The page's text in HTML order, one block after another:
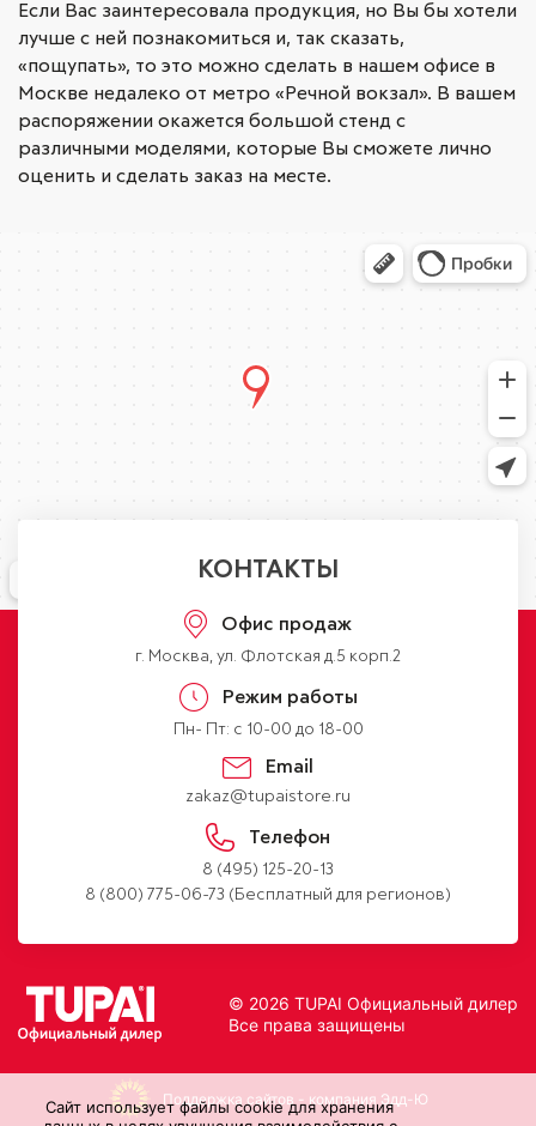
Если Вас заинтересовала продукция, но Вы бы хотели
лучше с ней познакомиться и, так сказать,
«пощупать», то это можно сделать в нашем офисе в
Москве недалеко от метро «Речной вокзал». В вашем
распоряжении окажется большой стенд с
различными моделями, которые Вы сможете лично
оценить и сделать заказ на месте.
КОНТАКТЫ
Офис продаж
г. Москва, ул. Флотская д.5 корп.2
Режим работы
Пн- Пт: с 10-00 до 18-00
Email
zakaz@tupaistore.ru
Телефон
8 (495) 125-20-13
8 (800) 775-06-73 (Бесплатный для регионов)
© 2026 TUPAI Официальный дилер
Все права защищены
Поддержка сайтов - компания Эдд-Ю
Cайт использует файлы cookie для хранения